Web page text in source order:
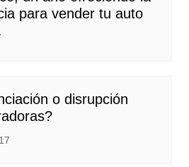
para vender tu auto
o disrupción